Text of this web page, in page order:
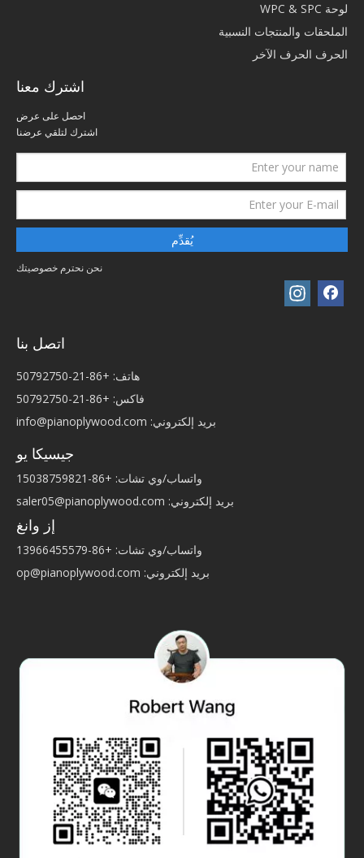
لوحة WPC & SPC
الملحقات والمنتجات النسبية
الحرف الحرف الآخر
اشترك معنا
احصل على عرض
اشترك لتلقي عرضنا
يُقدِّم
نحن نحترم خصوصيتك
اتصل بنا
هاتف: +86-21-50792750
فاكس: +86-21-50792750
بريد إلكتروني: info@pianoplywood.com
جيسيكا يو
واتساب/وي تشات: +86-15038759821
بريد إلكتروني: saler05@pianoplywood.com
إز وانغ
واتساب/وي تشات: +86-13966455579
بريد إلكتروني: op@pianoplywood.com